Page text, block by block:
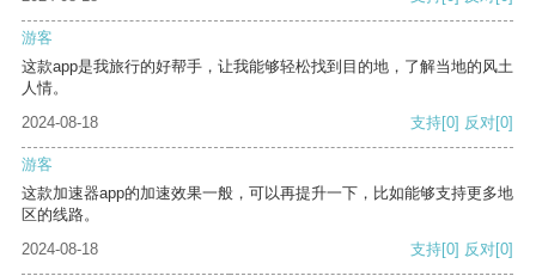
游客
这款app是我旅行的好帮手，让我能够轻松找到目的地，了解当地的风土
人情。
2024-08-18
支持[0] 反对[0]
游客
这款加速器app的加速效果一般，可以再提升一下，比如能够支持更多地
区的线路。
2024-08-18
支持[0] 反对[0]